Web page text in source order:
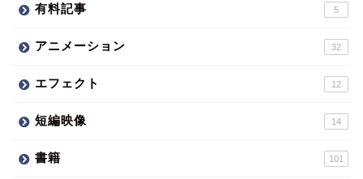
有料記事 5
アニメーション 32
エフェクト 12
短編映像 14
書籍 101